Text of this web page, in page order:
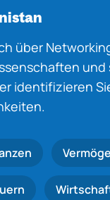
über
und
identifizieren